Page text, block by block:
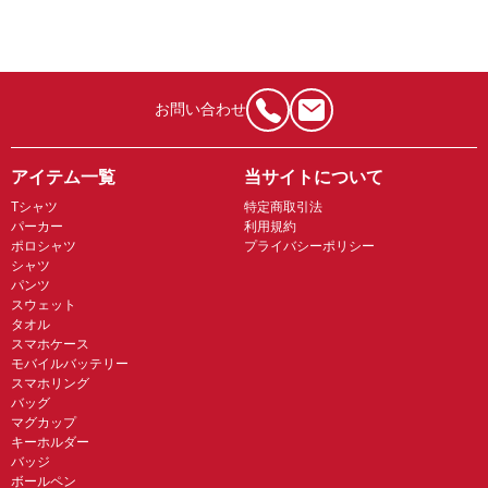
お問い合わせ
アイテム一覧
Tシャツ
パーカー
ポロシャツ
シャツ
パンツ
スウェット
タオル
スマホケース
モバイルバッテリー
スマホリング
バッグ
マグカップ
キーホルダー
バッジ
ボールペン
当サイトについて
特定商取引法
利用規約
プライバシーポリシー